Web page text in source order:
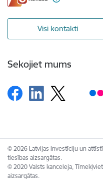
Visi kontakti
Sekojiet mums
© 2026 Latvijas Investīciju un
tiesības aizsargātas.
© 2020 Valsts kanceleja,
aizsargātas.